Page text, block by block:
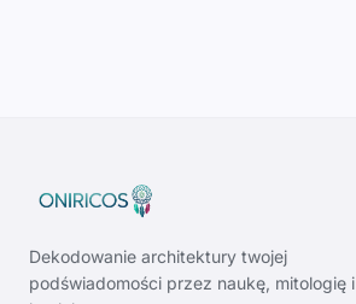
Dekodowanie architektury twojej
podświadomości przez naukę, mitologię i